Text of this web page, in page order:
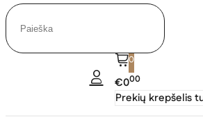
0
€000
Prekių krepšelis